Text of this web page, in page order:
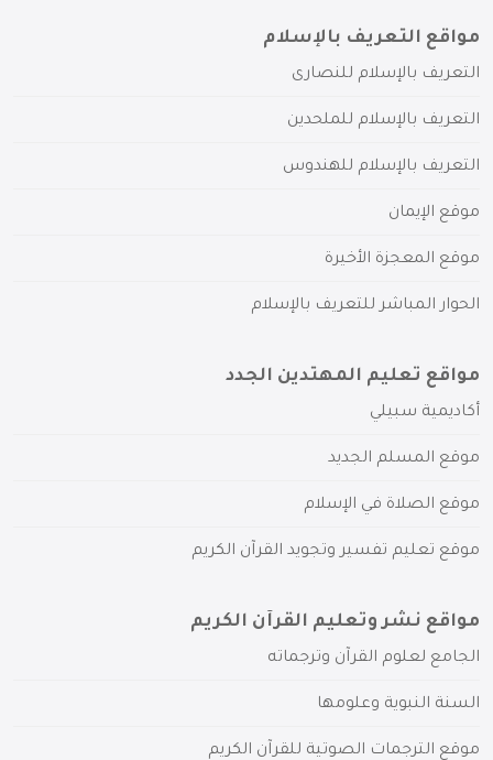
مواقع التعريف بالإسلام
التعريف بالإسلام للنصارى
التعريف بالإسلام للملحدين
التعريف بالإسلام للهندوس
موقع الإيمان
موقع المعجزة الأخيرة
الحوار المباشر للتعريف بالإسلام
مواقع تعليم المهتدين الجدد
أكاديمية سبيلي
موقع المسلم الجديد
موقع الصلاة في الإسلام
موقع تعليم تفسير وتجويد القرآن الكريم
مواقع نشر وتعليم القرآن الكريم
الجامع لعلوم القرآن وترجماته
السنة النبوية وعلومها
موقع الترجمات الصوتية للقرآن الكريم